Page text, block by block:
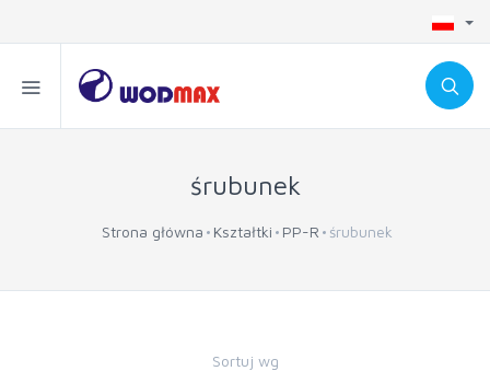
śrubunek
Strona główna Kształtki PP-R śrubunek
Sortuj wg